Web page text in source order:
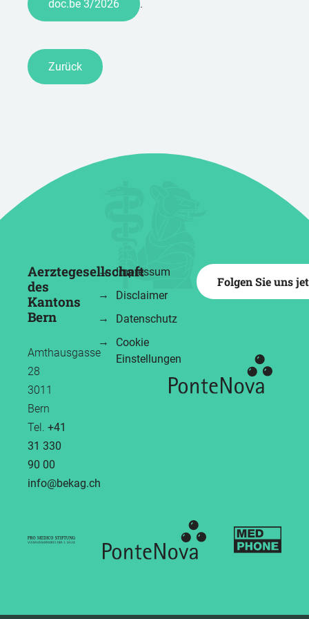
doc.be 3/2026
Zurück
Aerztegesellschaft
des
Kantons
Bern
Amthausgasse
28
3011
Bern
Tel. +41
31 330
90 00
info
bekag.ch
Impressum
Disclaimer
Datenschutz
Cookie
Einstellungen
Folgen Sie uns